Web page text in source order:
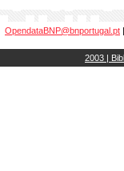
OpendataBNP@bnportugal.pt
2003 |